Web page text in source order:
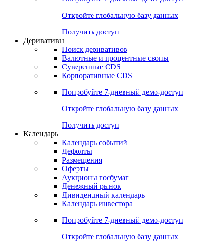
Поиск Mutual Funds
Попробуйте7-дневный
Откройте глобальную базу данных
Получить доступ
Деривативы
Валютные и процентные свопы
Корпоративные CDS
Попробуйте7-дневный
Откройте глобальную базу данных
Получить доступ
Календарь
Календарь событий
Дефолты
Размещения
Оферты
Денежный рынок
Календарь инвестора